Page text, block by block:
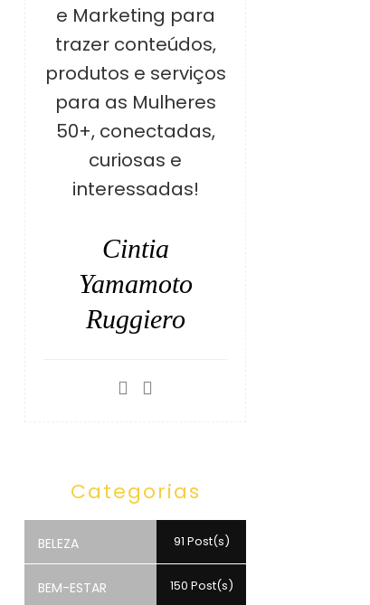
e Marketing para
trazer conteúdos,
produtos e serviços
para as Mulheres
50+, conectadas,
curiosas e
interessadas!
Cintia
Yamamoto
Ruggiero
Categorias
BELEZA 91 Post(s)
BEM-ESTAR 150 Post(s)